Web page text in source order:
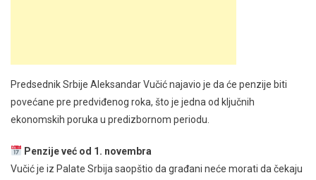
Predsednik Srbije Aleksandar Vučić najavio je da će penzije biti
povećane pre predviđenog roka, što je jedna od ključnih
ekonomskih poruka u predizbornom periodu.
Penzije već od 1. novembra
Vučić je iz Palate Srbija saopštio da građani neće morati da čekaju